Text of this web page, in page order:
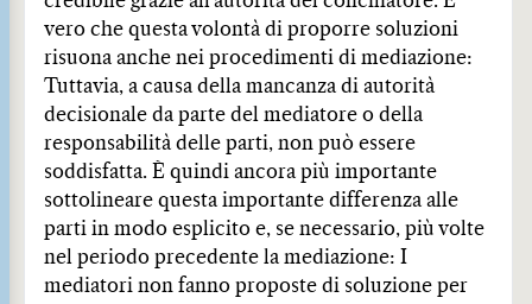
vero che questa volontà di proporre soluzioni
risuona anche nei procedimenti di mediazione:
Tuttavia, a causa della mancanza di autorità
decisionale da parte del mediatore o della
responsabilità delle parti, non può essere
soddisfatta. È quindi ancora più importante
sottolineare questa importante differenza alle
parti in modo esplicito e, se necessario, più volte
nel periodo precedente la mediazione: I
mediatori non fanno proposte di soluzione per